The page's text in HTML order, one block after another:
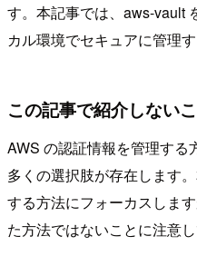
す。本記事では、aws-vault
カル環境でセキュアに管理
この記事で紹介しない
AWS の認証情報を管理する
多くの選択肢が存在します
する方法にフォーカスしま
た方法ではないことに注意し